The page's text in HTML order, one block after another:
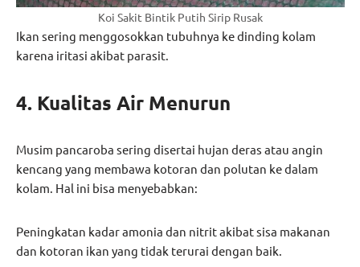
Koi Sakit Bintik Putih Sirip Rusak
Ikan sering menggosokkan tubuhnya ke dinding kolam
karena iritasi akibat parasit.
4. Kualitas Air Menurun
Musim pancaroba sering disertai hujan deras atau angin
kencang yang membawa kotoran dan polutan ke dalam
kolam. Hal ini bisa menyebabkan:
Peningkatan kadar amonia dan nitrit akibat sisa makanan
dan kotoran ikan yang tidak terurai dengan baik.